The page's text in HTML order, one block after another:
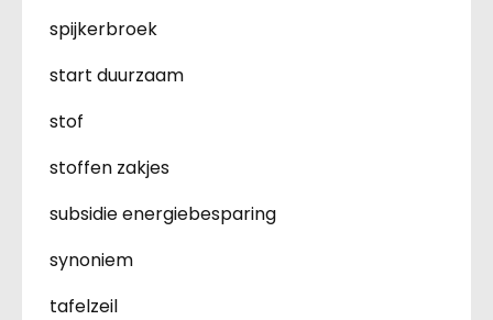
spijkerbroek
start duurzaam
stof
stoffen zakjes
subsidie energiebesparing
synoniem
tafelzeil